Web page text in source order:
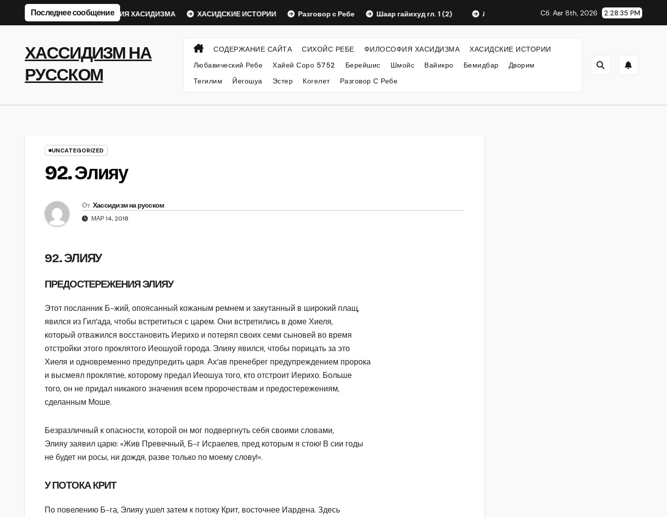
Перейти
Последнее сообщение
Ребе ФИЛОСОФИЯ ХАСИДИЗМА ХАСИДСКИЕ ИСТОРИИ Разговор с Ребе Шаар гайихуд гл. 1 (2) Любавический Ребе ФИЛОСОФИЯ ХАСИДИЗМА
Сб. Авг 8th, 2026 2:28:35 PM
ХАССИДИЗМ НА
РУССКОМ
СОДЕРЖАНИЕ САЙТА СИХОЙС РЕБЕ ФИЛОСОФИЯ ХАСИДИЗМА
ХАСИДСКИЕ ИСТОРИИ
Любавический Ребе
Хайей Соро 5752 Берейшис Шмойс Вайикро Бемидбар
Дворим
Тегилим
Йегошуа Эстер Когелет Разговор С Ребе
UNCATEGORIZED
92. Элияу
От Хассидизм на русском
МАР 14, 2018
92. ЭЛИЯУ
ПРЕДОСТЕРЕЖЕНИЯ ЭЛИЯУ
Этот посланник Б-жий, опоясанный кожаным ремнем и закутанный в широкий плащ,
явился из Гил’ада, чтобы встретиться с царем. Они встретились в доме Хиеля,
который отважился восстановить Иерихо и потерял своих семи сыновей во время
отстройки этого проклятого Иеошуой города. Элияу явился, чтобы порицать за это
Хиеля и одновременно предупредить царя. Ах’ав пренебрег предупреждением пророка
и высмеял проклятие, которому предал Иеошуа того, кто отстроит Иерихо. Больше
того, он не придал никакого значения всем пророчествам и предостережениям,
сделанным Моше.
Безразличный к опасности, которой он мог подвергнуть себя своими словами,
Элияу заявил царю: «Жив Превечный, Б-г Исраелев, пред которым я стою! В сии годы
не будет ни росы, ни дождя, разве только по моему слову!».
У ПОТОКА КРИТ
По повелению Б-га, Элияу ушел затем к потоку Крит, восточнее Иардена. Здесь